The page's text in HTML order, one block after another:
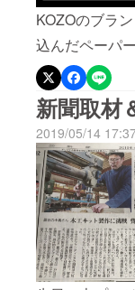
KOZOのブラ
込んだペーパ
イルフィニッ
は、目が詰ま
気があるカエ
用。 https://
商品名：ペー
法 ：長さ約
種 ：イタヤ
げ：オイルフ
途 ：封筒類
新聞取材
2019/05/14